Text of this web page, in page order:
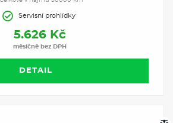
Servisní prohlídky
5.626 Kč
měsíčně bez DPH
DETAIL